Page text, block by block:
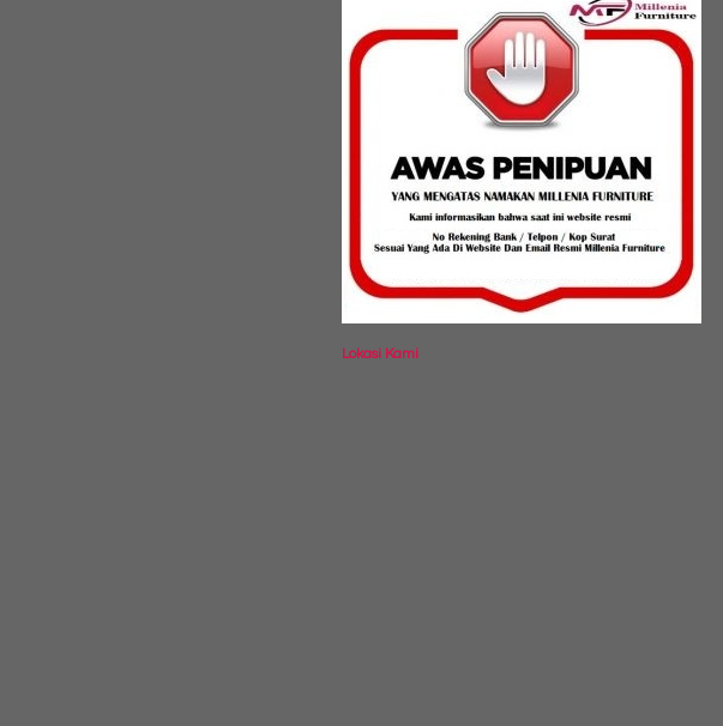
Lokasi Kami